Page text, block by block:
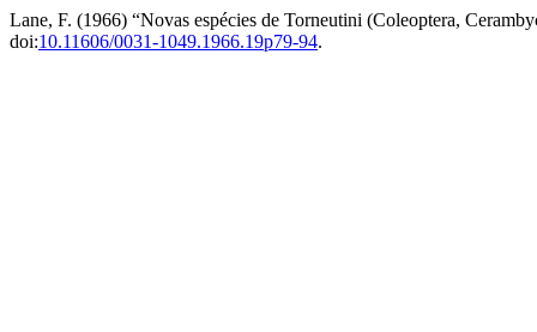
Lane, F. (1966) “Novas espécies de Torneutini (Coleoptera,
doi:10.11606/0031-1049.1966.19p79-94.